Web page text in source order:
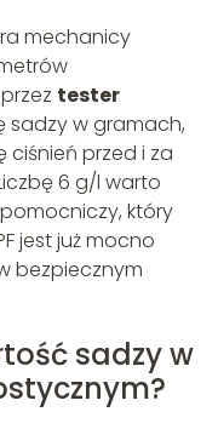
mechanicy
tester
sadzy w gramach,
ciśnień przed i za
6 g/l warto
który
jest już mocno
bezpiecznym
sadzy w